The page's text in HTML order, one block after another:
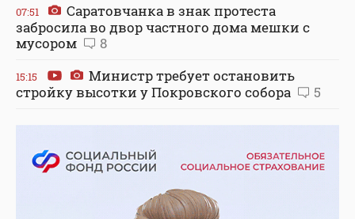
07:51
Саратовчанка в знак протеста
забросила во двор частного дома мешки с
мусором
8
15:15
Министр требует остановить
стройку высотки у Покровского собора
5